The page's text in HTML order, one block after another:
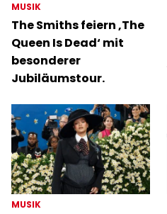
MUSIK
The Smiths feiern ‚The
Queen Is Dead‘ mit
besonderer
Jubiläumstour.
MUSIK